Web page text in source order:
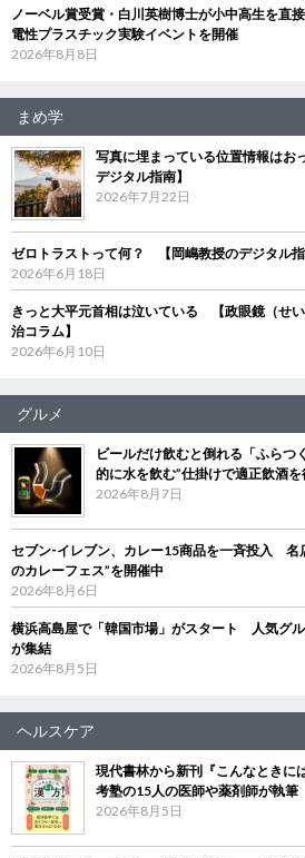
ノーベル賞受賞・白川英樹博士が小中高生を直
電性プラスチック実験イベントを開催
2026年8月8日
まめ学
写真に埋まっている位置情報は
デジタル指南】
2026年7月22日
ゼロトラストって何？ 【岡嶋教授のデジタル指
2026年6月18日
きっと大平元首相は泣いている 【政眼鏡（せ
治コラム】
2026年6月10日
グルメ
ビールだけ飲むと倒れる「ふら
的に水を飲む”仕掛けで適正飲酒を
2026年8月7日
セブン‐イレブン、カレー15商品を一斉投入 名
のカレーフェス”を開催中
2026年8月6日
横浜高島屋で「韓国市場」がスタート 人気グ
が集結
2026年8月5日
ヘルスケア
現代書林から新刊『こんなとき
考塾の15人の医師や薬剤師が執筆
2026年8月5日